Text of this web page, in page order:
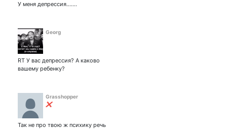
У меня депрессия.......
Georg
RT У вас депрессия? А каково
вашему ребенку?
Grasshopper
❌
Так не про твою ж психику речь